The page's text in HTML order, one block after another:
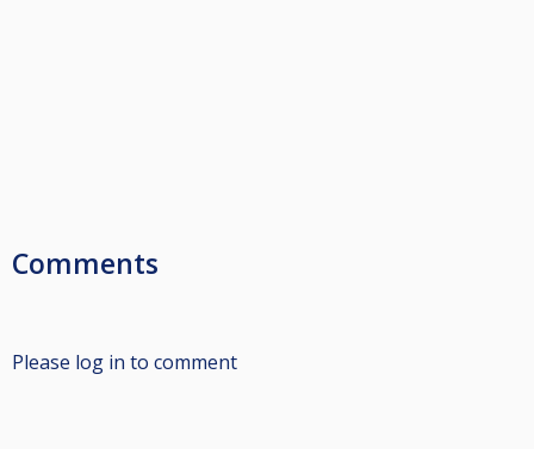
Comments
Please log in to comment